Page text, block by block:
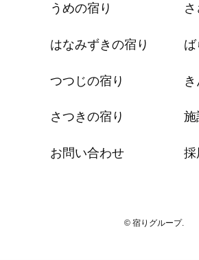
うめの宿り
はなみずきの宿り ば
つつじの宿り
さつきの宿り 施
お問い合わせ 採
© 宿りグループ.